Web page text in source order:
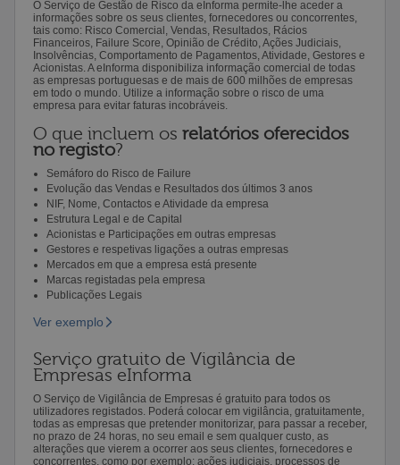
O Serviço de Gestão de Risco da eInforma permite-lhe aceder a
informações sobre os seus clientes, fornecedores ou concorrentes,
tais como: Risco Comercial, Vendas, Resultados, Rácios
Financeiros, Failure Score, Opinião de Crédito, Ações Judiciais,
Insolvências, Comportamento de Pagamentos, Atividade, Gestores e
Acionistas. A eInforma disponibiliza informação comercial de todas
as empresas portuguesas e de mais de 600 milhões de empresas
em todo o mundo. Utilize a informação sobre o risco de uma
empresa para evitar faturas incobráveis.
O que incluem os relatórios oferecidos
no registo?
Semáforo do Risco de Failure
Evolução das Vendas e Resultados dos últimos 3 anos
NIF, Nome, Contactos e Atividade da empresa
Estrutura Legal e de Capital
Acionistas e Participações em outras empresas
Gestores e respetivas ligações a outras empresas
Mercados em que a empresa está presente
Marcas registadas pela empresa
Publicações Legais
Ver exemplo
Serviço gratuito de Vigilância de
Empresas eInforma
O Serviço de Vigilância de Empresas é gratuito para todos os
utilizadores registados. Poderá colocar em vigilância, gratuitamente,
todas as empresas que pretender monitorizar, para passar a receber,
no prazo de 24 horas, no seu email e sem qualquer custo, as
alterações que vierem a ocorrer aos seus clientes, fornecedores e
concorrentes, como por exemplo: ações judiciais, processos de